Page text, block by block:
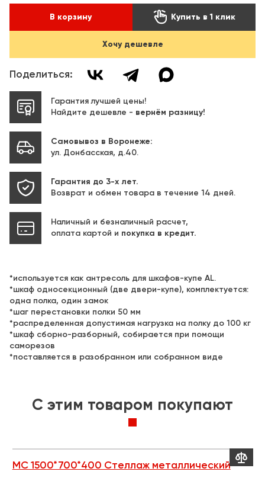
В корзину  Купить в 1 клик
Хочу дешевле
Поделиться:
Гарантия лучшей цены!
Найдите дешевле - вернём разницу!
Самовывоз в Воронеже:
ул. Донбасская, д.40.
Гарантия до 3-х лет.
Возврат и обмен товара в течение 14 дней.
Наличный и безналичный расчет,
оплата картой и покупка в кредит.
*используется как антресоль для шкафов-купе AL.
*шкаф односекционный (две двери-купе), комплектуется:
одна полка, один замок
*шаг перестановки полки 50 мм
*распределенная допустимая нагрузка на полку до 100 кг
*шкаф сборно-разборный, собирается при помощи
саморезов
*поставляется в разобранном или собранном виде
C этим товаром покупают
МC 1500*700*400 Стеллаж металлический
